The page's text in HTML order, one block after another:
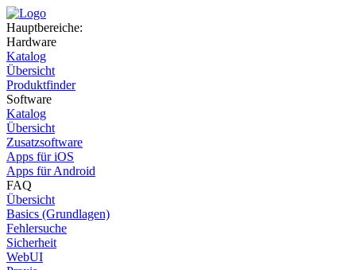
Hauptbereiche:
Hardware
Katalog
Übersicht
Produktfinder
Software
Katalog
Übersicht
Zusatzsoftware
Apps für iOS
Apps für Android
FAQ
Übersicht
Basics (Grundlagen)
Fehlersuche
Sicherheit
WebUI